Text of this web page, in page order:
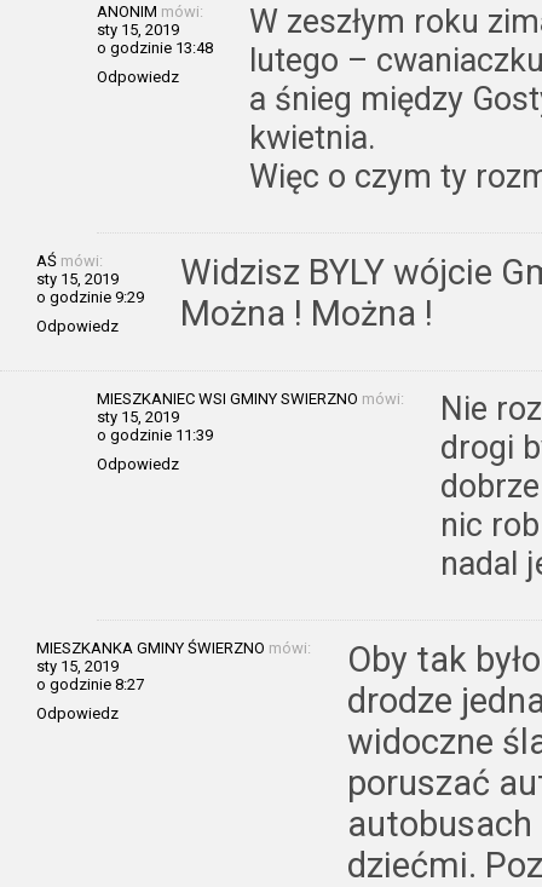
ANONIM mówi:
sty 15, 2019
o godzinie 13:48
Odpowiedz
W zeszłym roku
lutego –
a śnieg między
kwietnia.
Więc o czym ty
AŚ mówi:
sty 15, 2019
o godzinie 9:29
Odpowiedz
Widzisz BYLY wójcie
Można ! Można !
MIESZKANIEC WSI GMINY SWIERZNO mówi:
sty 15, 2019
o godzinie 11:39
Odpowiedz
Nie
drogi
nic
nadal
MIESZKANKA GMINY ŚWIERZNO mówi:
sty 15, 2019
o godzinie 8:27
Odpowiedz
Oby tak
drodze
widoczne
poruszać
dziećmi.